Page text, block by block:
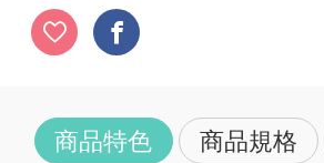
商品特色 商品規格